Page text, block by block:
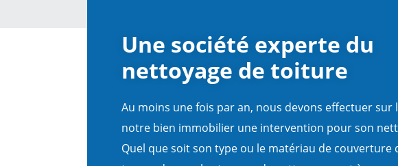
Une société experte du
nettoyage de toiture
Au moins une fois par an, nous devons effectuer sur
notre bien immobilier une intervention pour son
Quel que soit son type ou le matériau de couverture